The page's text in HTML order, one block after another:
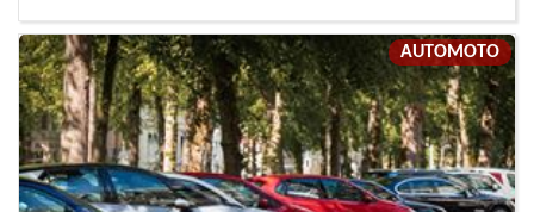
AUTOMOTO